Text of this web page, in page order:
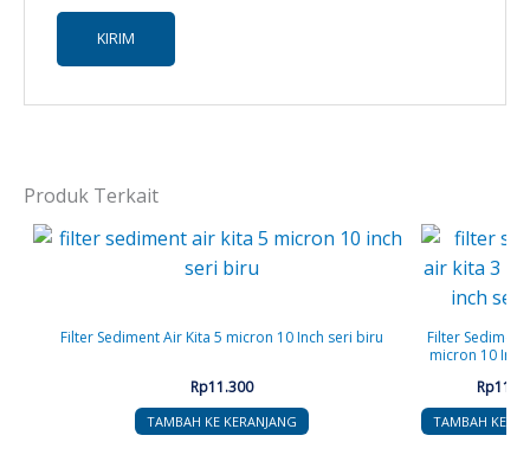
Produk Terkait
Filter Sediment Air Kita 5 micron 10 Inch seri biru
Rp11.300
TAMBAH KE KERANJANG
Filter
micron 10
Rp
TAMBAH KE